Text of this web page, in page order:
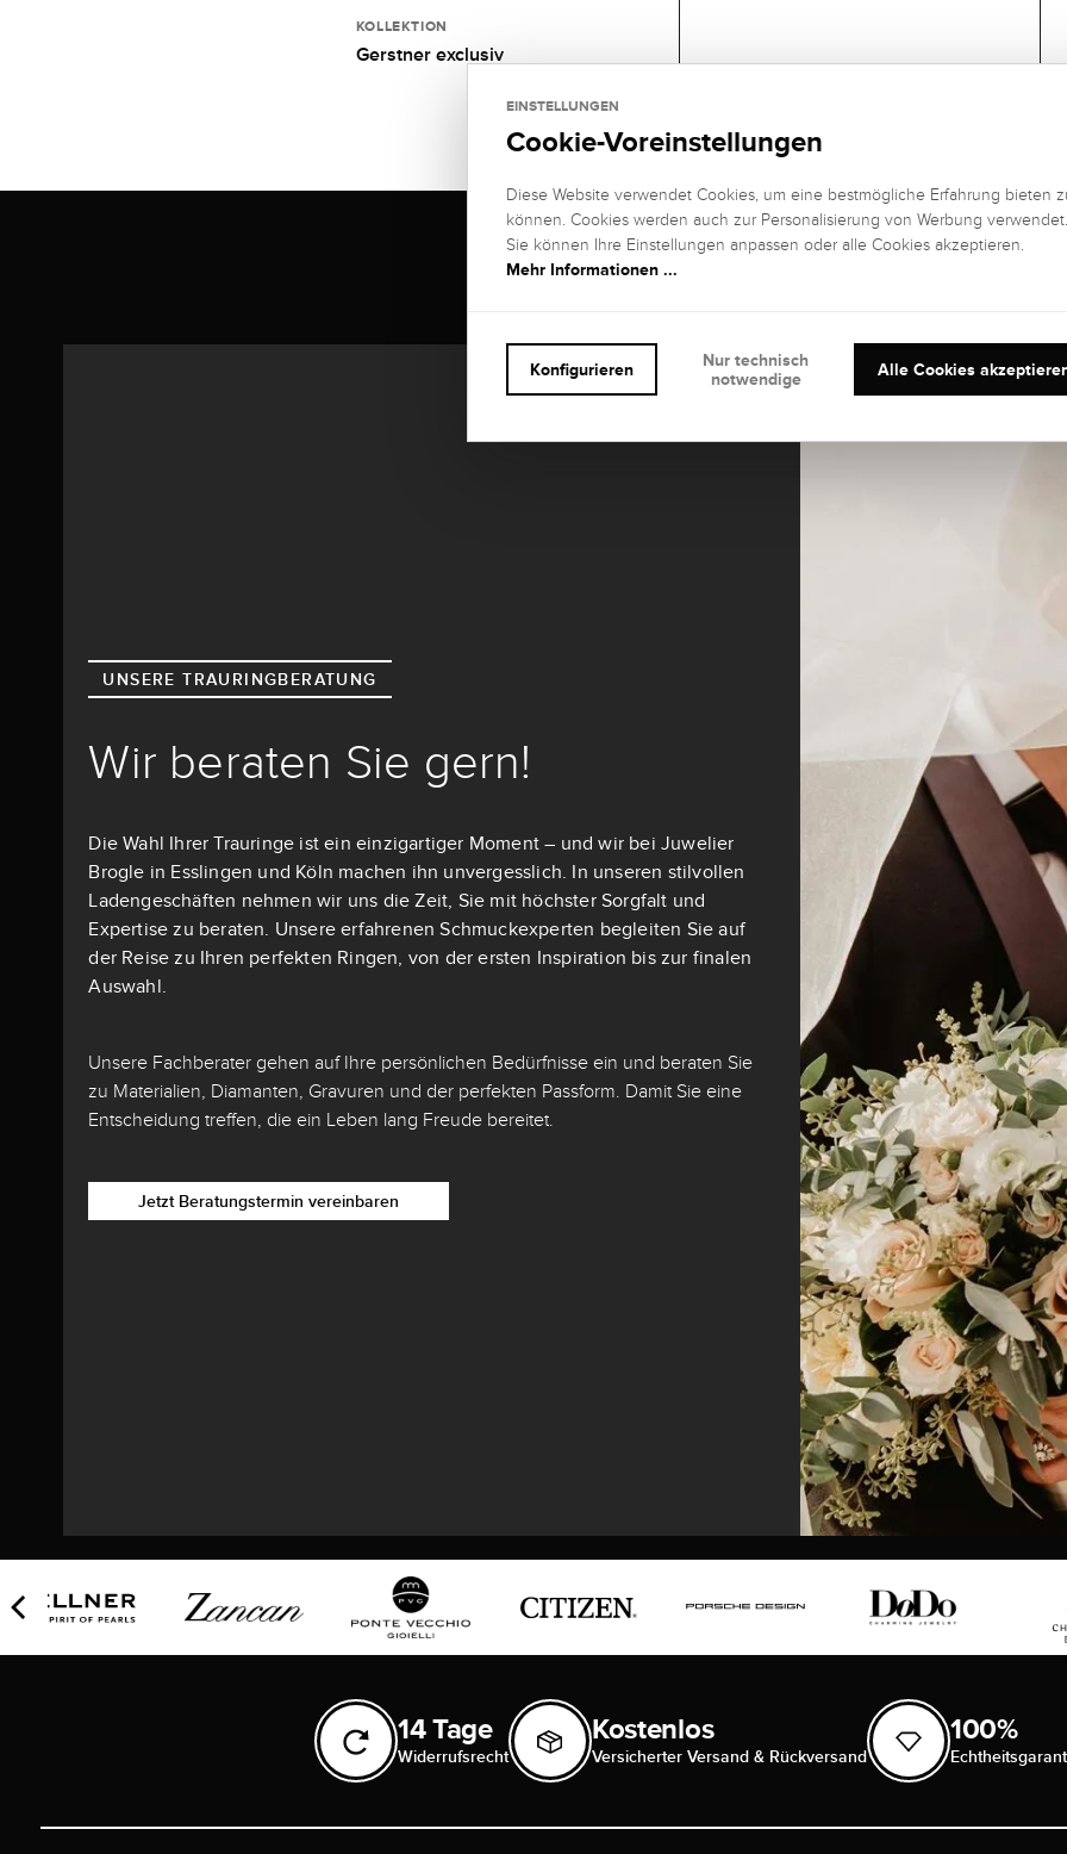
KOLLEKTION
Gerstner exclusiv
UNSERE TRAURINGBERATUNG
Wir beraten Sie gern!
Die Wahl Ihrer Trauringe ist ein einzigartiger Moment – und wir bei Juwelier
Brogle in Esslingen und Köln machen ihn unvergesslich. In unseren stilvollen
Ladengeschäften nehmen wir uns die Zeit, Sie mit höchster Sorgfalt und
Expertise zu beraten. Unsere erfahrenen Schmuckexperten begleiten Sie auf
der Reise zu Ihren perfekten Ringen, von der ersten Inspiration bis zur finalen
Auswahl.
Unsere Fachberater gehen auf Ihre persönlichen Bedürfnisse ein und beraten Sie
zu Materialien, Diamanten, Gravuren und der perfekten Passform. Damit Sie eine
Entscheidung treffen, die ein Leben lang Freude bereitet.
Jetzt Beratungstermin vereinbaren
14 Tage
Widerrufsrecht
Kostenlos
Versicherter Versand & Rückversand
100%
EINSTELLUNGEN
Cookie-Voreinstellungen
Diese Website verwendet Cookies, um eine bestmögliche Erfahrung bieten
können. Cookies werden auch zur Personalisierung von Werbung verwendet.
Sie können Ihre Einstellungen anpassen oder alle Cookies akzeptieren.
Mehr Informationen ...
Alle Cookies
Konfigurieren
Nur technisch
notwendige